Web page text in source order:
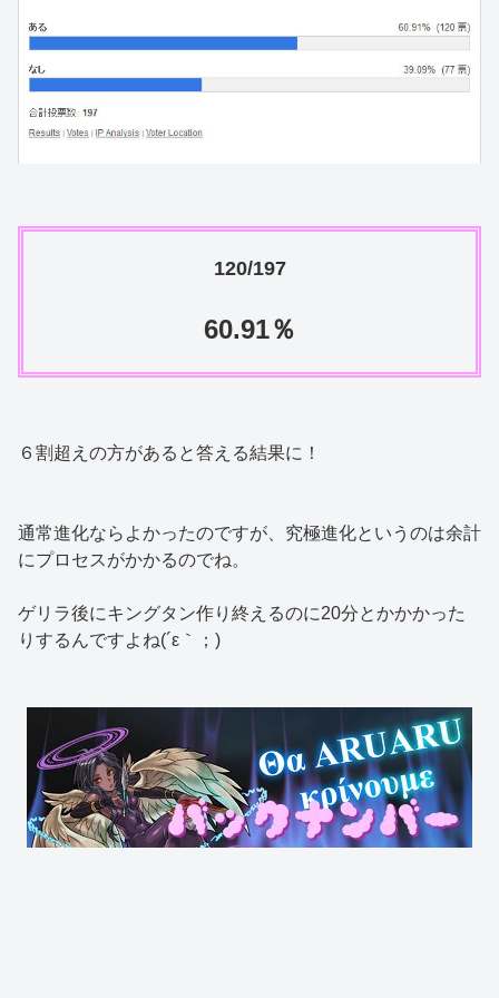
120/197
60.91％
６割超えの方があると答える結果に！
通常進化ならよかったのですが、究極進化というのは余計
にプロセスがかかるのでね。
ゲリラ後にキングタン作り終えるのに20分とかかかった
りするんですよね(´ε｀；)